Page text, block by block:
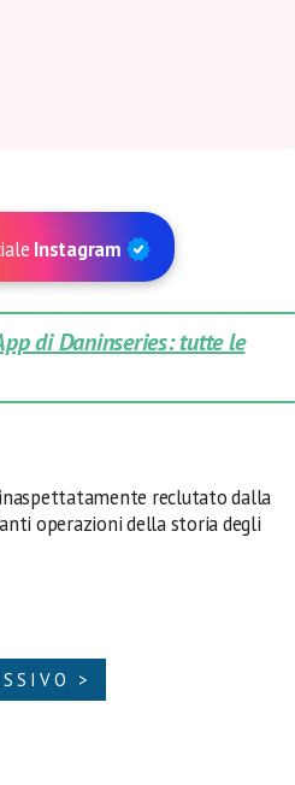
Instagram
di Daninseries: tutte le
reclutato dalla
operazioni della storia degli
>